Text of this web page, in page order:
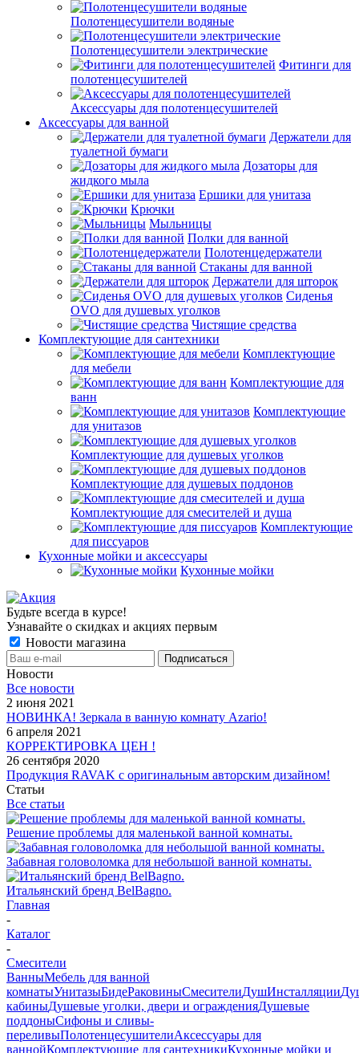
Полотенцесушители водяные
Полотенцесушители электрические
Фитинги для
полотенцесушителей
Аксессуары для полотенцесушителей
Аксессуары для ванной
Держатели для
туалетной бумаги
Дозаторы для
жидкого мыла
Ершики для унитаза
Крючки
Мыльницы
Полки для ванной
Полотенцедержатели
Стаканы для ванной
Держатели для шторок
Сиденья
OVO для душевых уголков
Чистящие средства
Комплектующие для сантехники
Комплектующие
для мебели
Комплектующие для
ванн
Комплектующие
для унитазов
Комплектующие для душевых уголков
Комплектующие для душевых поддонов
Комплектующие для смесителей и душа
Комплектующие
для писсуаров
Кухонные мойки и аксессуары
Кухонные мойки
Будьте всегда в курсе!
Узнавайте о скидках и акциях первым
Новости магазина
Новости
Все новости
2 июня 2021
НОВИНКА! Зеркала в ванную комнату Azario!
6 апреля 2021
КОРРЕКТИРОВКА ЦЕН !
26 сентября 2020
Продукция RAVAK с оригинальным авторским дизайном!
Статьи
Все статьи
Решение проблемы для маленькой ванной комнаты.
Забавная головоломка для небольшой ванной комнаты.
Итальянский бренд BelBagno.
Главная
-
Каталог
-
Смесители
ВанныМебель для ванной
комнатыУнитазыБидеРаковиныСмесителиДушИнсталляции
кабиныДушевые уголки, двери и огражденияДушевые
поддоныСифоны и сливы-
переливыПолотенцесушителиАксессуары для
ваннойКомплектующие для сантехникиКухонные мойки и